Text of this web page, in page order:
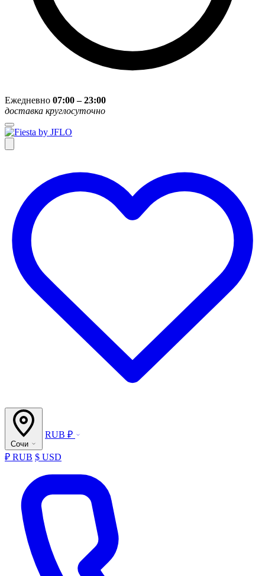
Ежедневно 07:00 – 23:00
доставка круглосуточно
Сочи
RUB ₽
₽ RUB $ USD